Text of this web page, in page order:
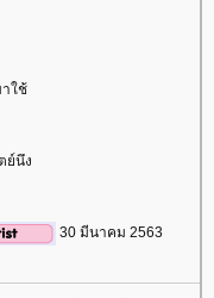
าใช้
ย์นึง
30 มีนาคม 2563